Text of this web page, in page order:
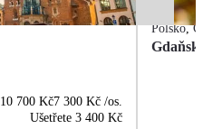
10 700 Kč7 300 Kč /os.
Ušetřete 3 400 Kč
Polsko,
Gdaňsk